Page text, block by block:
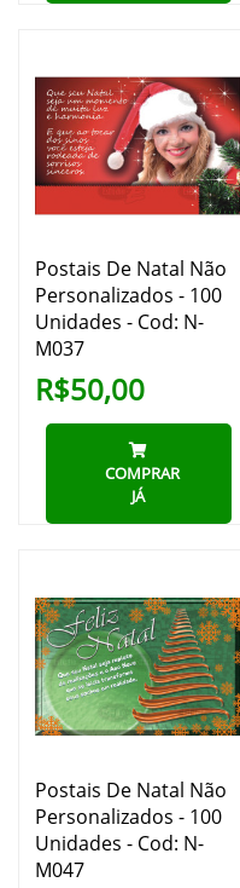
Postais De Natal Não
Personalizados - 100
Unidades - Cod: N-
M037
R$50,00
COMPRAR
JÁ
Postais De Natal Não
Personalizados - 100
Unidades - Cod: N-
M047